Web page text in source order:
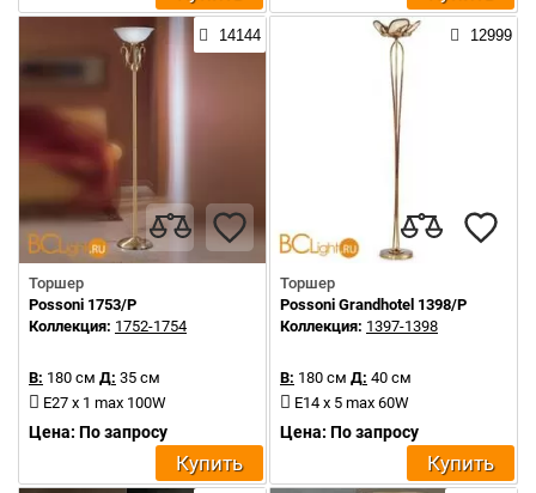
14144
Торшер
Possoni 1753/P
Коллекция: 1752-1754
В: 180 см Д: 35 см
E27 x 1 max 100W
Цена: По запросу
Купить
12999
Торшер
Possoni Grandhotel 1398/P
Коллекция: 1397-1398
В: 180 см Д: 40 см
E14 x 5 max 60W
Цена: По запросу
Купить